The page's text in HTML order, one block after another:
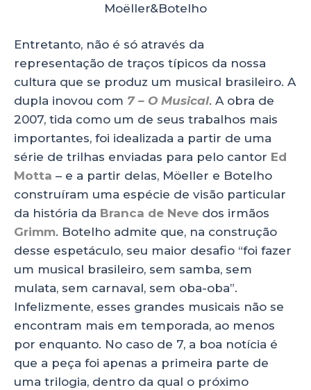
Moëller&Botelho
Entretanto, não é só através da
representação de traços típicos da nossa
cultura que se produz um musical brasileiro. A
dupla inovou com 7 – O Musical. A obra de
2007, tida como um de seus trabalhos mais
importantes, foi idealizada a partir de uma
série de trilhas enviadas para pelo cantor Ed
Motta – e a partir delas, Möeller e Botelho
construíram uma espécie de visão particular
da história da Branca de Neve dos irmãos
Grimm. Botelho admite que, na construção
desse espetáculo, seu maior desafio “foi fazer
um musical brasileiro, sem samba, sem
mulata, sem carnaval, sem oba-oba”.
Infelizmente, esses grandes musicais não se
encontram mais em temporada, ao menos
por enquanto. No caso de 7, a boa notícia é
que a peça foi apenas a primeira parte de
uma trilogia, dentro da qual o próximo